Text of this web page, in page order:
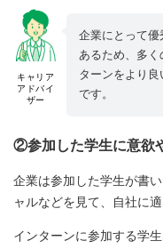
キャリア
アドバイ
ザー
企業にとって
あるため、多
ターンをより
です。
②参加した学生に意欲
企業は参加した学生が書
ャルなどを見て、自社に
インターンに参加する学